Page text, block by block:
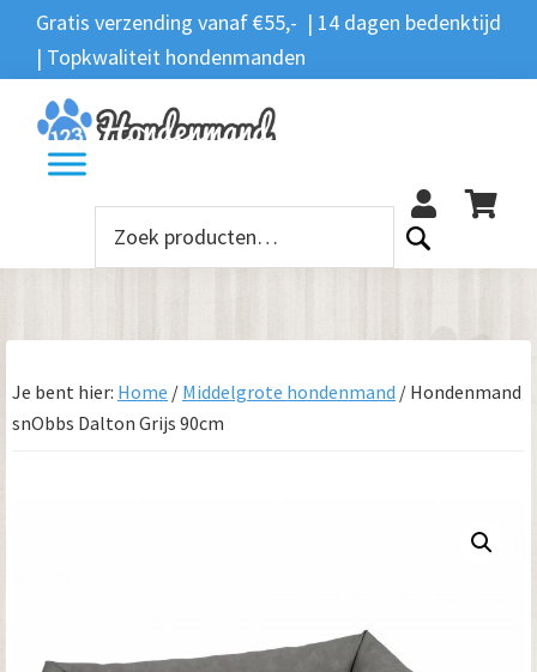
Spring
naar
de
hoofdnavigatie
Door
naar
de
hoofd
inhoud
Spring
naar
de
voettekst
Gratis verzending vanaf €55,- | 14 dagen bedenktijd
| Topkwaliteit hondenmanden
Zoeken
Zoeken
naar:
Je bent hier: Home / Middelgrote hondenmand / Hondenmand
snObbs Dalton Grijs 90cm